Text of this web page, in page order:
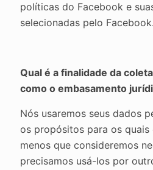
políticas do Facebook e
selecionadas pelo Facebook.
Qual é a finalidade da
como o embasamento
Nós usaremos seus dados
os propósitos para os quais
menos que consideremos
precisamos usá-los por